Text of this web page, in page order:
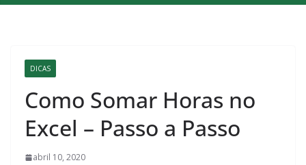
DICAS
Como Somar Horas no
Excel – Passo a Passo
abril 10, 2020